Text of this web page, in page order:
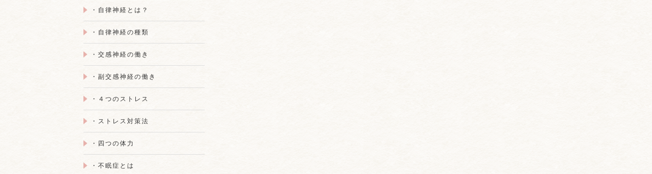
・自律神経とは？
・自律神経の種類
・交感神経の働き
・副交感神経の働き
・４つのストレス
・ストレス対策法
・四つの体力
・不眠症とは